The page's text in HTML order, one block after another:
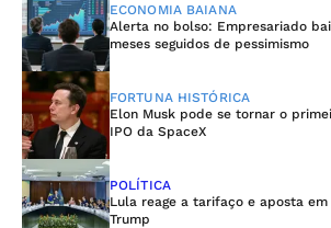
ECONOMIA BAIANA
Alerta no bolso: Empresariado
meses seguidos de pessimismo
FORTUNA HISTÓRICA
Elon Musk pode se tornar o
IPO da SpaceX
POLÍTICA
Lula reage a tarifaço e aposta
Trump